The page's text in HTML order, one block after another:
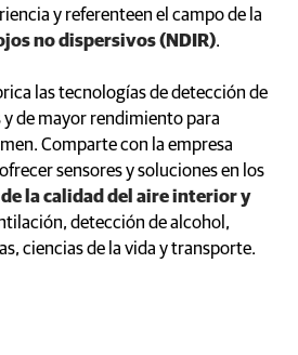
y referenteen el campo de la
no dispersivos (NDIR).
las tecnologías de detección de
y de mayor rendimiento para
Comparte con la empresa
sensores y soluciones en los
la calidad del aire interior y
detección de alcohol,
ciencias de la vida y transporte.